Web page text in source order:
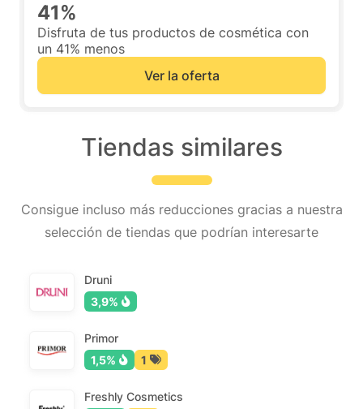
41%
Disfruta de tus productos de cosmética con
un 41% menos
Ver la oferta
Tiendas similares
Consigue incluso más reducciones gracias a nuestra
selección de tiendas que podrían interesarte
Druni
3,9%
Primor
1,5%
1
Freshly Cosmetics